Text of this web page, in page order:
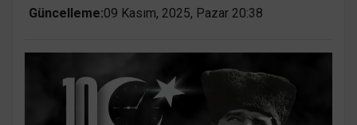
Güncelleme:09 Kasım, 2025, Pazar 20:38